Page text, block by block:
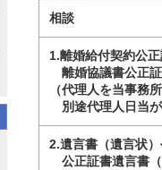
相談
1.離婚給付契約公
離婚協議書公正
（代理人を当事務
別途代理人日当
2.遺言書（遺言状
公正証書遺言書